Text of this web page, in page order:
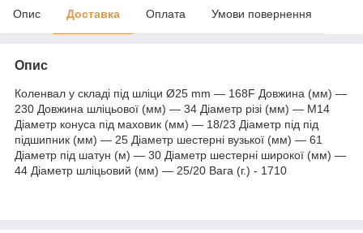
Опис Доставка Оплата Умови повернення
Опис
Коленвал у складі під шліци Ø25 mm — 168F Довжина (мм) —
230 Довжина шліцьової (мм) — 34 Діаметр різі (мм) — М14
Діаметр конуса під маховик (мм) — 18/23 Діаметр під під
підшипник (мм) — 25 Діаметр шестерні вузької (мм) — 61
Діаметр під шатун (м) — 30 Діаметр шестерні широкої (мм) —
44 Діаметр шліцьовий (мм) — 25/20 Вага (г.) - 1710